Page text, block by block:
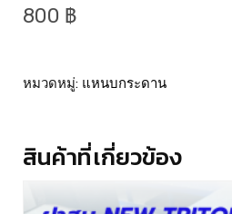
800 ฿
หมวดหมู่: แหนบกระดาน
สินค้าที่เกี่ยวข้อง